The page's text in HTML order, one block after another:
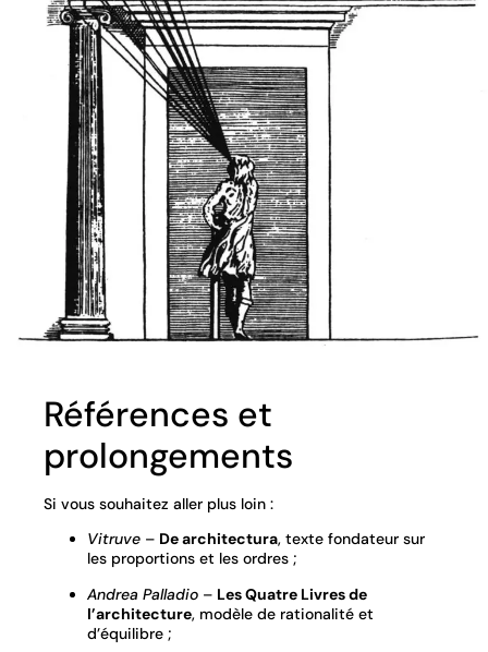
Références et
prolongements
Si vous souhaitez aller plus loin :
Vitruve – De architectura, texte fondateur sur
les proportions et les ordres ;
Andrea Palladio – Les Quatre Livres de
l’architecture, modèle de rationalité et
d’équilibre ;